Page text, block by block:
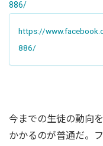
886/
https://
886/
今までの生徒の動向
かかるのが普通だ。